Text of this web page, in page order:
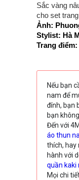
Sắc vàng
cho set
Ảnh:
Stylist: Hà
Trang
Nếu bạn
nam để
đính, bạn
bạn
Đến với
áo thun
thích, hay
hành với
quần kaki
Mọi chi